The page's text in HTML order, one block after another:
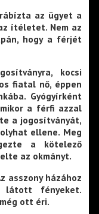
az ügyet a
ítéletet. Nem az
hogy a férjét
kocsi
fiatal nő, éppen
Gyógyírként
a férfi azzal
a jogosítványát,
ellene. Meg
a kötelező
az okmányt.
asszony házához
látott fényeket.
ott éri.